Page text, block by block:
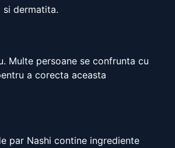
si dermatita.
Multe persoane se confrunta cu
a corecta aceasta
par Nashi contine ingrediente